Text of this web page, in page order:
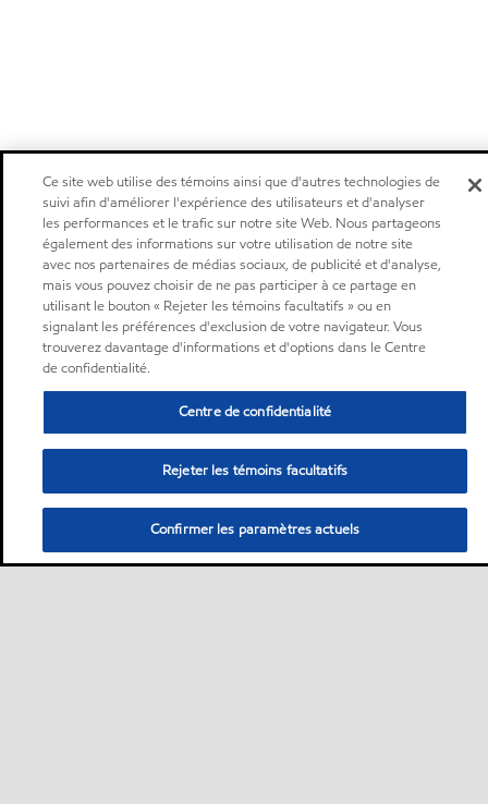
Ce site web utilise des témoins ainsi que d'autres technologies de
suivi afin d'améliorer l'expérience des utilisateurs et d'analyser
les performances et le trafic sur notre site Web. Nous partageons
également des informations sur votre utilisation de notre site
avec nos partenaires de médias sociaux, de publicité et d'analyse,
mais vous pouvez choisir de ne pas participer à ce partage en
utilisant le bouton « Rejeter les témoins facultatifs » ou en
signalant les préférences d'exclusion de votre navigateur. Vous
trouverez davantage d'informations et d'options dans le Centre
de confidentialité.
Centre de confidentialité
Rejeter les témoins facultatifs
Confirmer les paramètres actuels